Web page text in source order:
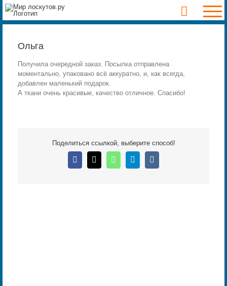
Skip
content
Ольга
Получила очередной заказ. Посылка отправлена
моментально, упаковано всё аккуратно, и, как всегда,
добавлен маленький подарок.
А ткани очень красивые, качество отличное. Спасибо!
Поделиться ссылкой, выберите способ!
Facebook
X WhatsAppTelegram
Vk